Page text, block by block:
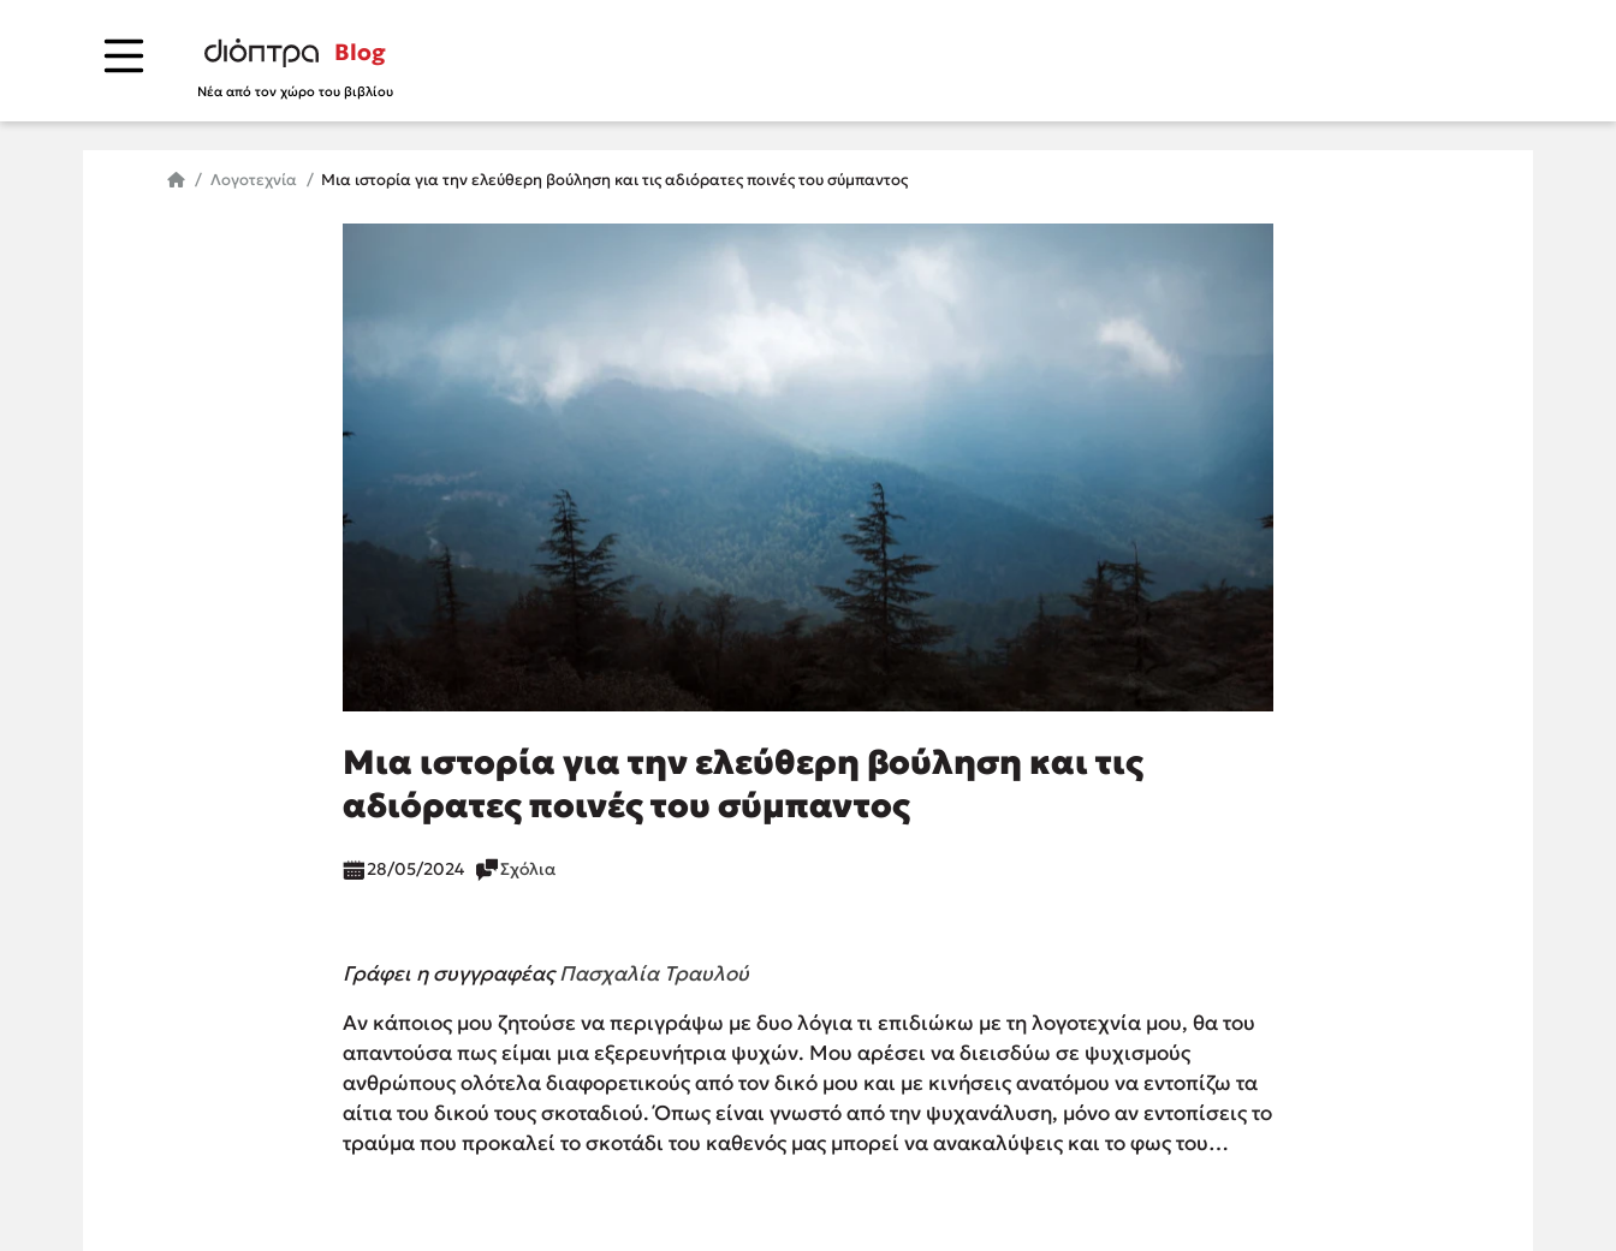
Blog
Νέα από τον χώρο του βιβλίου
Λογοτεχνία Μια ιστορία για την ελεύθερη βούληση και τις αδιόρατες ποινές του σύμπαντος
Μια ιστορία για την ελεύθερη βούληση και τις
αδιόρατες ποινές του σύμπαντος
28/05/2024 Σχόλια
Γράφει η συγγραφέαςΠασχαλία Τραυλού
Αν κάποιος μου ζητούσε να περιγράψω με δυο λόγια τι επιδιώκω με τη λογοτεχνία μου, θα του
απαντούσα πως είμαι μια εξερευνήτρια ψυχών. Μου αρέσει να διεισδύω σε ψυχισμούς
ανθρώπους ολότελα διαφορετικούς από τον δικό μου και με κινήσεις ανατόμου να εντοπίζω τα
αίτια του δικού τους σκοταδιού. Όπως είναι γνωστό από την ψυχανάλυση, μόνο αν εντοπίσεις το
τραύμα που προκαλεί το σκοτάδι του καθενός μας μπορεί να ανακαλύψεις και το φως του…